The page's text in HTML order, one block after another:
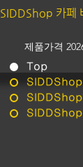
제품가격
SIDDShop 카페
Top
SIDDShop
SIDDShop
SIDDShop